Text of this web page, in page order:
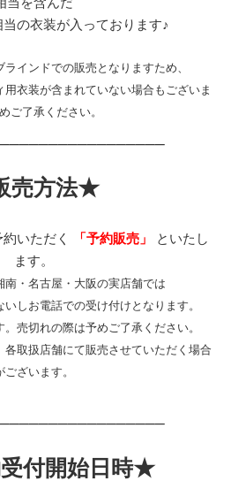
の衣装が入っております♪
インドでの販売となりますため、
衣装が含まれていない場合もございま
ご了承ください。
売方法★
いただく 「予約販売」
といたし
ます。
・名古屋・大阪の実店舗では
しお電話での受け付けとなります。
売切れの際は予めご了承ください。
取扱店舗にて販売させていただく場合
ございます。
付開始日時★